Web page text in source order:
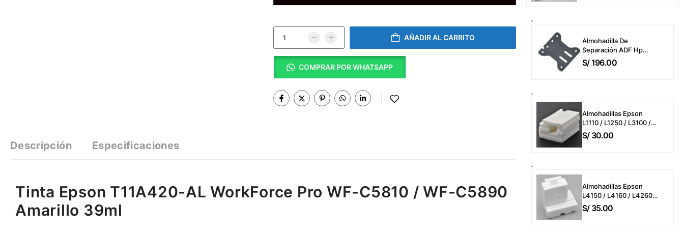
Almohadilla De
Separación ADF Hp
B3Q10-40080 Color
LaserJet Pro MFP
Only
S/196.00
Almohadillas Epson
L1110 / L1250 / L3100 /
L3110 / L3210 / L3150 /
L3250 / L3160 / L3260 /
S/30.00
Almohadillas Epson
L4150 / L4160 / L4260 /
L6161 / L6191 / L6270 /
L14150 / ET-M2170 / ET-
S/35.00
AÑADIR AL CARRITO
COMPRAR POR WHATSAPP
Descripción Especificaciones
Tinta Epson T11A420-AL WorkForce Pro WF-C5810 / WF-C5890
Amarillo 39ml